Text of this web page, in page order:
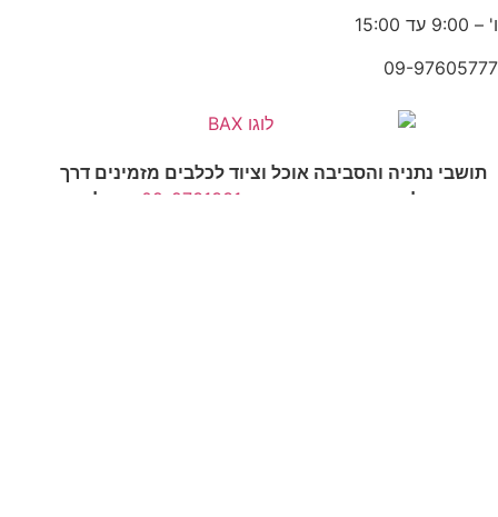
ו' – 9:00 עד 15:00
09-97605777
תושבי נתניה והסביבה אוכל וציוד לכלבים מזמינים דרך
האתר שלנו או פשוט מחייגים – 09-9731331 ומשלוח מהיר